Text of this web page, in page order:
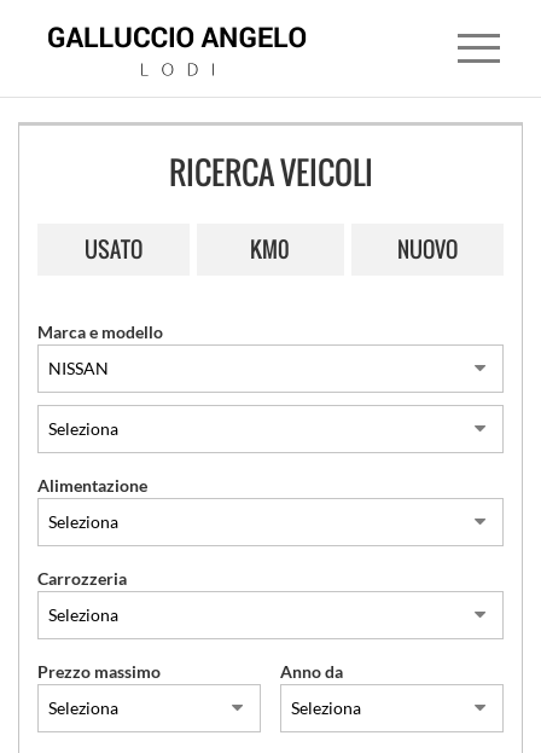
LAND
JAGUAR
MITSUBISHI
USATO
CONTATTI
RICERCA VEICOLI
USATO KM0 NUOVO
Marca e modello
Alimentazione
Carrozzeria
Prezzo massimo Anno da